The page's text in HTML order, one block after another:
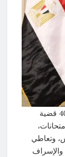
وأوضح الوزير أن المبادرة تتناول أكثر من 40 قضية
وتعاطي
والإسراف